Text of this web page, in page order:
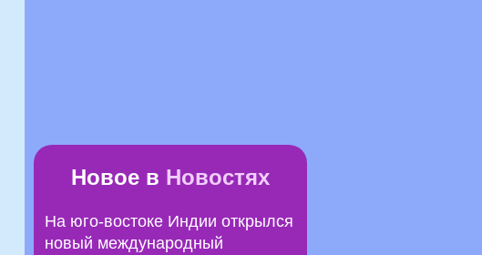
Новое в Новостях
На юго-востоке Индии открылся
новый международный